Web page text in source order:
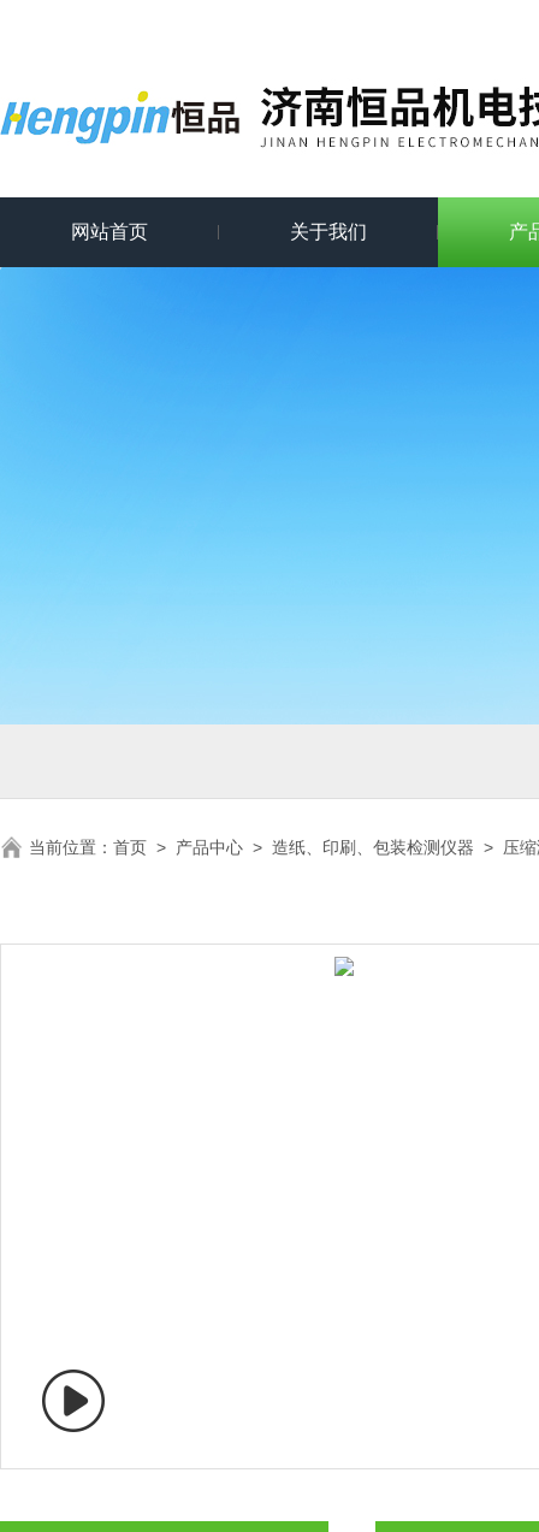
网站首页 关于我们 产
当前位置： 首页 > 产品中心 > 造纸、印刷、包装检测仪器 > 压